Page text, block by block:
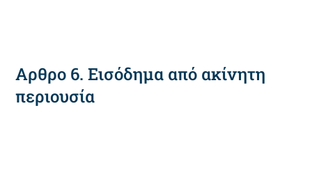
Αρθρο 6. Εισόδημα από ακίνητη
περιουσία